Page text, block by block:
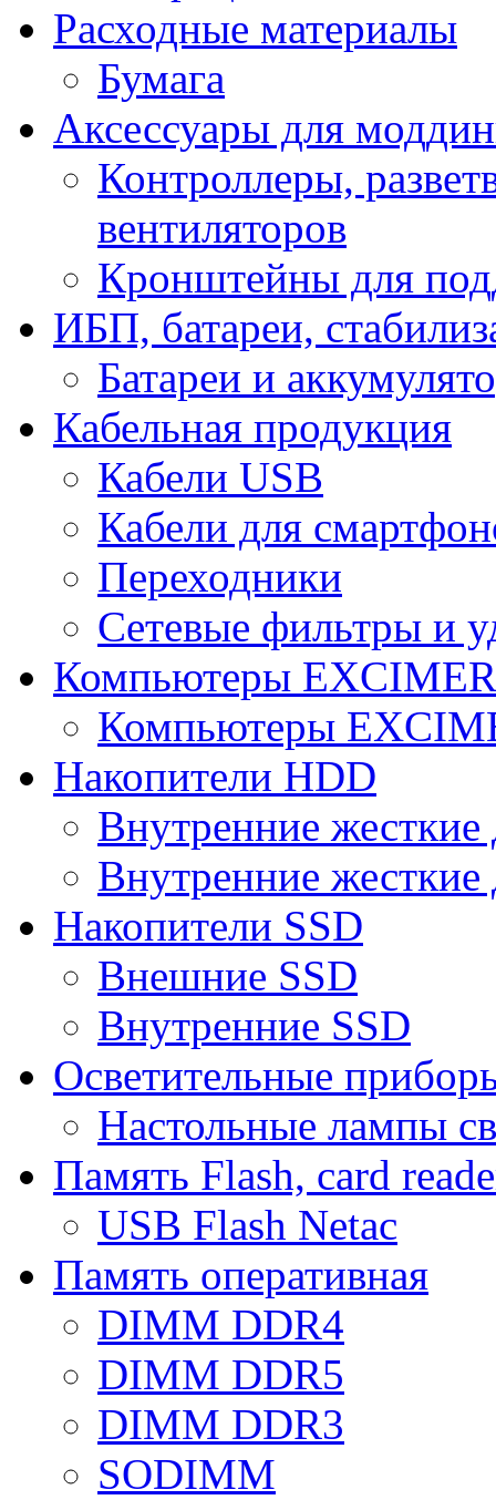
Расходные материалы
Бумага
Аксессуары для
Контроллеры,
вентиляторов
Кронштейны для
ИБП, батареи,
Батареи и
Кабельная продукция
Кабели USB
Кабели для
Переходники
Сетевые фильтры и
Компьютеры
Компьютеры
Накопители HDD
Внутренние
Внутренние
Накопители SSD
Внешние SSD
Внутренние SSD
Осветительные
Настольные лампы
Память Flash, card
USB Flash Netac
Память оперативная
DIMM DDR4
DIMM DDR5
DIMM DDR3
SODIMM